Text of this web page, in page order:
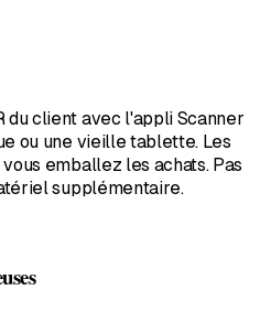
du client avec l'appli Scanner
ou une vieille tablette. Les
emballez les achats. Pas
supplémentaire.